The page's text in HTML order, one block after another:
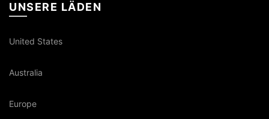
UNSERE LÄDEN
United States
Australia
Europe